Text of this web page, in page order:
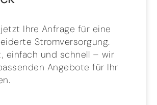
Ihre Anfrage für eine
Stromversorgung.
einfach und schnell – wir
Angebote für Ihr